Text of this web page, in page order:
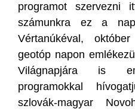
programot szervezni
számunkra ez a
Vértanúkéval,
geotóp napon
Világnapjára is
programokkal
szlovák-magyar